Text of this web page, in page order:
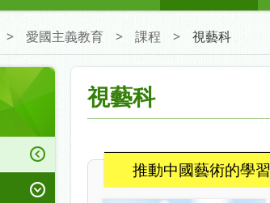
> 愛國主義教育 > 課程 > 視藝科
視藝科
推動中國藝術的學習